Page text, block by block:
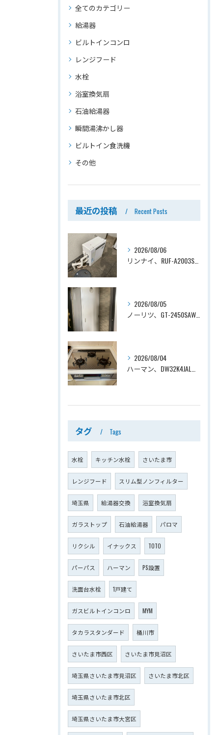
全てのカテゴリー
給湯器
ビルトインコンロ
レンジフード
水栓
浴室換気扇
石油給湯器
瞬間湯沸かし器
ビルトイン食洗機
その他
最近の投稿 Recent Posts
2026/08/06
2026/08/05
2026/08/04
タグ Tags
水栓 キッチン水栓 さいたま市
レンジフード スリム型ノンフィルター
埼玉県 給湯器交換 浴室換気扇
ガラストップ 石油給湯器 パロマ
リクシル イナックス TOTO
パーパス ハーマン PS設置
洗面台水栓 1戸建て
ガスビルトインコンロ MYM
タカラスタンダード 桶川市
さいたま市西区 さいたま市見沼区
埼玉県さいたま市見沼区 さいたま市北区
埼玉県さいたま市北区
埼玉県さいたま市大宮区